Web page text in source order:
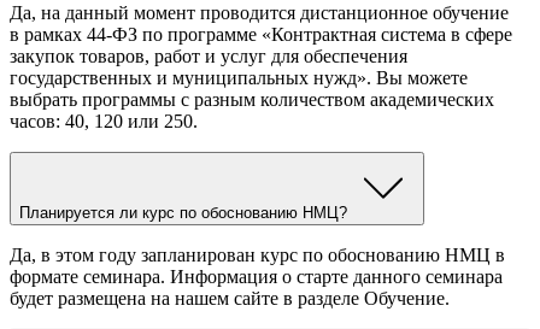
Да, на данный момент проводится дистанционное обучение
в рамках 44-ФЗ по программе «Контрактная система в сфере
закупок товаров, работ и услуг для обеспечения
государственных и муниципальных нужд». Вы можете
выбрать программы с разным количеством академических
часов: 40, 120 или 250.
Планируется ли курс по обоснованию НМЦ?
Да, в этом году запланирован курс по обоснованию НМЦ в
формате семинара. Информация о старте данного семинара
будет размещена на нашем сайте в разделе Обучение.